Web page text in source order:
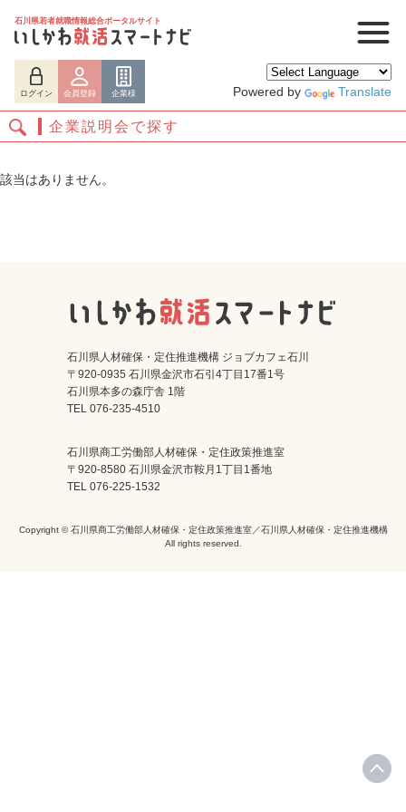
石川県若者就職情報総合ポータルサイト
ログイン 会員登録 企業様 Powered by Translate
ログイン 会員登録
企業説明会で探す
該当はありません。
石川県人材確保・定住推進機構 ジョブカフェ石川
〒920-0935 石川県金沢市石引4丁目17番1号
石川県本多の森庁舎 1階
TEL 076-235-4510
石川県商工労働部人材確保・定住政策推進室
〒920-8580 石川県金沢市鞍月1丁目1番地
TEL 076-225-1532
Copyright © 石川県商工労働部人材確保・定住政策推進室／石川県人材確保・定住推進機構
All rights reserved.